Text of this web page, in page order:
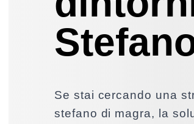
Se stai cercando una
stefano di magra, la